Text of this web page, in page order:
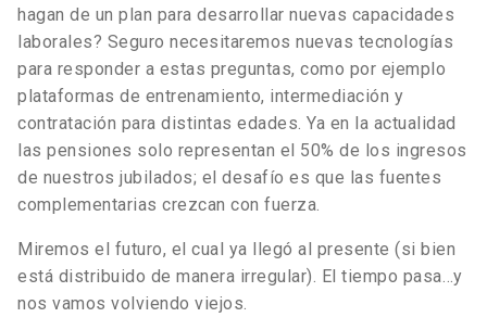
hagan de un plan para desarrollar nuevas capacidades
laborales? Seguro necesitaremos nuevas tecnologías
para responder a estas preguntas, como por ejemplo
plataformas de entrenamiento, intermediación y
contratación para distintas edades. Ya en la actualidad
las pensiones solo representan el 50% de los ingresos
de nuestros jubilados; el desafío es que las fuentes
complementarias crezcan con fuerza.
Miremos el futuro, el cual ya llegó al presente (si bien
está distribuido de manera irregular). El tiempo pasa…y
nos vamos volviendo viejos.